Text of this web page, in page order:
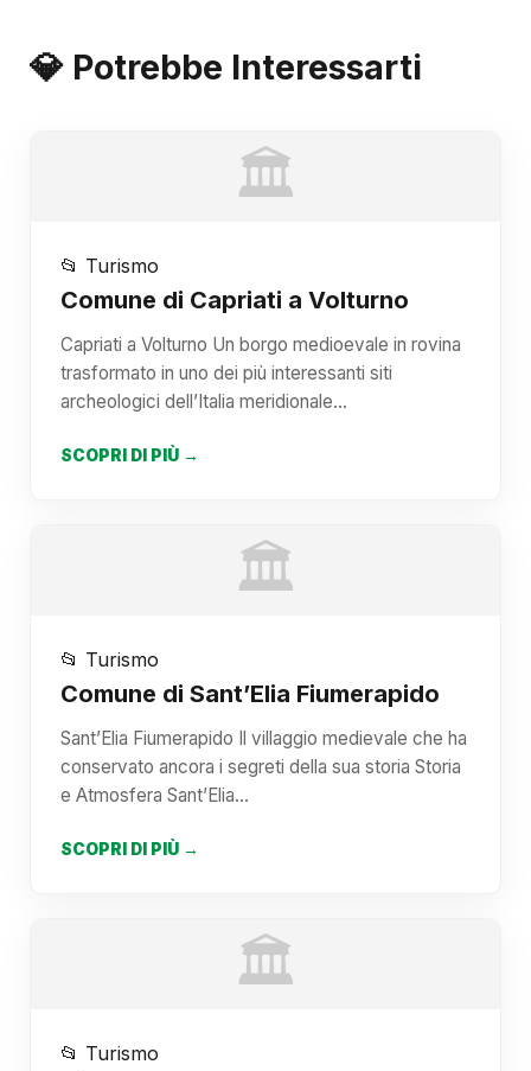
💎 Potrebbe Interessarti
🏛️
📂 Turismo
Comune di Capriati a Volturno
Capriati a Volturno Un borgo medioevale in rovina
trasformato in uno dei più interessanti siti
archeologici dell’Italia meridionale…
SCOPRI DI PIÙ →
🏛️
📂 Turismo
Comune di Sant’Elia Fiumerapido
Sant’Elia Fiumerapido Il villaggio medievale che ha
conservato ancora i segreti della sua storia Storia
e Atmosfera Sant’Elia…
SCOPRI DI PIÙ →
🏛️
📂 Turismo